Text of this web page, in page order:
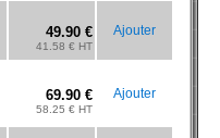
49.90 €
41.58 € HT
Ajouter
69.90 €
58.25 € HT
Ajouter